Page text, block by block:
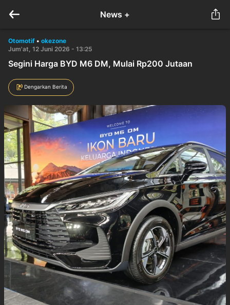
News +
Otomotif • okezone
Jum'at, 12 Juni 2026 - 13:25
Segini Harga BYD M6 DM, Mulai Rp200 Jutaan
Dengarkan Berita